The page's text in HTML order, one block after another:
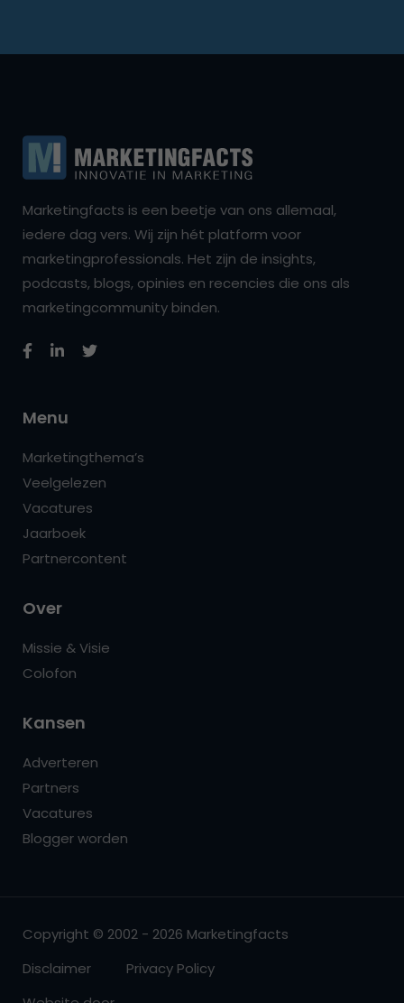
Marketingfacts is een beetje van ons allemaal,
iedere dag vers. Wij zijn hét platform voor
marketingprofessionals. Het zijn de insights,
podcasts, blogs, opinies en recencies die ons als
marketingcommunity binden.
Menu
Marketingthema’s
Veelgelezen
Vacatures
Jaarboek
Partnercontent
Over
Missie & Visie
Colofon
Kansen
Adverteren
Partners
Vacatures
Blogger worden
Copyright © 2002 - 2026 Marketingfacts
Disclaimer
Privacy Policy